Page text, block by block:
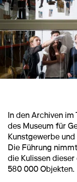
In den Archiven
des Museum für
Kunstgewerbe
Die Führung
die Kulissen
580 000 Objekten.